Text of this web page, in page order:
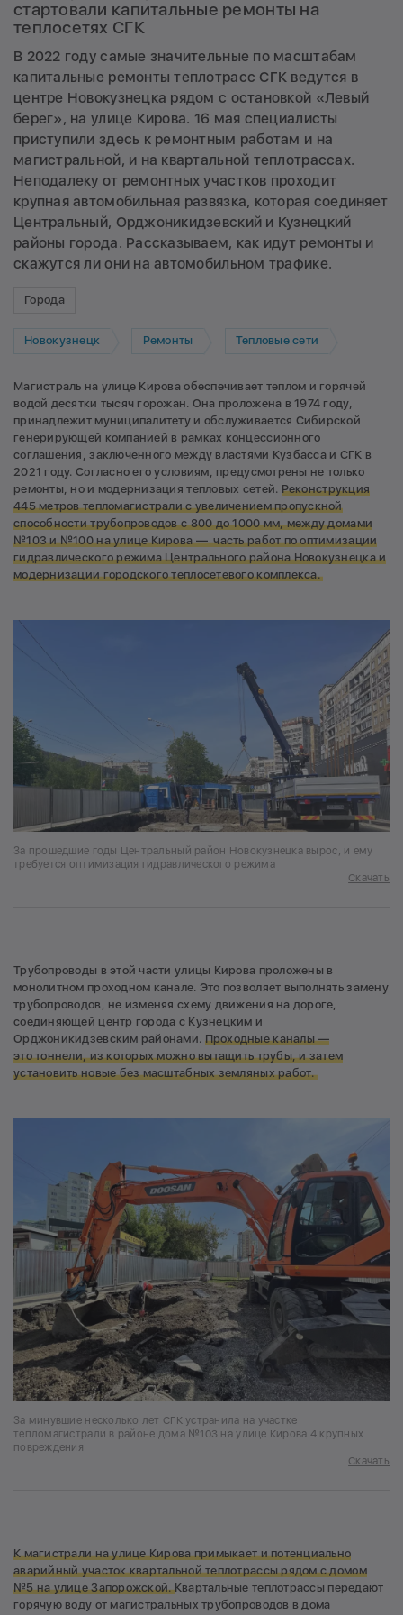
стартовали капитальные ремонты на
теплосетях СГК
В 2022 году самые значительные по масштабам
капитальные ремонты теплотрасс СГК ведутся в
центре Новокузнецка рядом с остановкой «Левый
берег», на улице Кирова. 16 мая специалисты
приступили здесь к ремонтным работам и на
магистральной, и на квартальной теплотрассах.
Неподалеку от ремонтных участков проходит
крупная автомобильная развязка, которая соединяет
Центральный, Орджоникидзевский и Кузнецкий
районы города. Рассказываем, как идут ремонты и
скажутся ли они на автомобильном трафике.
Города
Новокузнецк Ремонты Тепловые сети
Магистраль на улице Кирова обеспечивает теплом и горячей
водой десятки тысяч горожан. Она проложена в 1974 году,
принадлежит муниципалитету и обслуживается Сибирской
генерирующей компанией в рамках концессионного
соглашения, заключенного между властями Кузбасса и СГК в
2021 году. Согласно его условиям, предусмотрены не только
ремонты, но и модернизация тепловых сетей. Реконструкция
445 метров тепломагистрали с увеличением пропускной
способности трубопроводов с 800 до 1000 мм, между домами
№103 и №100 на улице Кирова — часть работ по оптимизации
гидравлического режима Центрального района Новокузнецка и
модернизации городского теплосетевого комплекса.
За прошедшие годы Центральный район Новокузнецка вырос, и ему
требуется оптимизация гидравлического режима
Скачать
Трубопроводы в этой части улицы Кирова проложены в
монолитном проходном канале. Это позволяет выполнять замену
трубопроводов, не изменяя схему движения на дороге,
соединяющей центр города с Кузнецким и
Орджоникидзевским районами. Проходные каналы —
это тоннели, из которых можно вытащить трубы, и затем
установить новые без масштабных земляных работ.
За минувшие несколько лет СГК устранила на участке
тепломагистрали в районе дома №103 на улице Кирова 4 крупных
повреждения
Скачать
К магистрали на улице Кирова примыкает и потенциально
аварийный участок квартальной теплотрассы рядом с домом
№5 на улице Запорожской.Квартальные теплотрассы передают
горячую воду от магистральных трубопроводов в дома